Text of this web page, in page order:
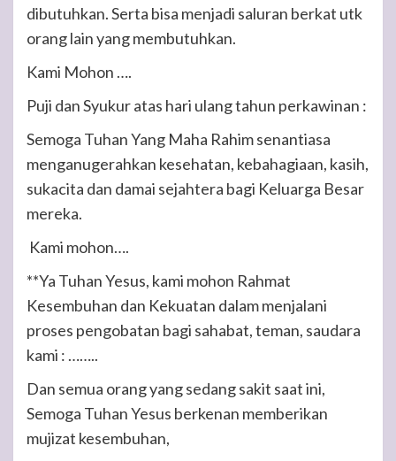
dibutuhkan. Serta bisa menjadi saluran berkat utk
orang lain yang membutuhkan.
Kami Mohon ….
Puji dan Syukur atas hari ulang tahun perkawinan :
Semoga Tuhan Yang Maha Rahim senantiasa
menganugerahkan kesehatan, kebahagiaan, kasih,
sukacita dan damai sejahtera bagi Keluarga Besar
mereka.
Kami mohon….
**Ya Tuhan Yesus, kami mohon Rahmat
Kesembuhan dan Kekuatan dalam menjalani
proses pengobatan bagi sahabat, teman, saudara
kami : ……..
Dan semua orang yang sedang sakit saat ini,
Semoga Tuhan Yesus berkenan memberikan
mujizat kesembuhan,